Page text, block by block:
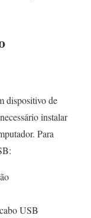
dispositivo de
instalar
Para
USB